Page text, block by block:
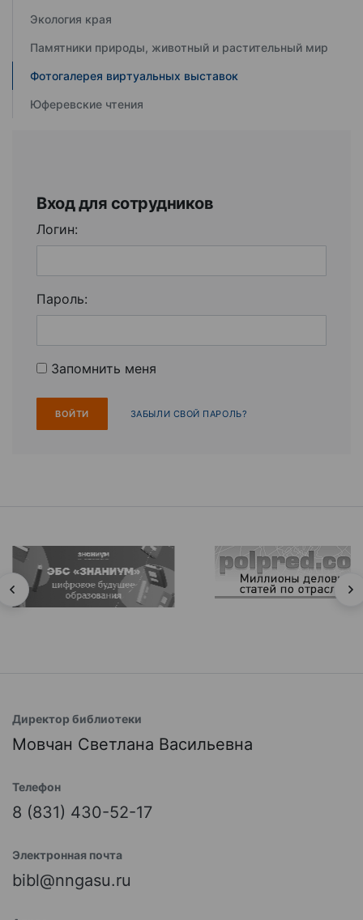
Экология края
Памятники природы, животный и растительный мир
Фотогалерея виртуальных выставок
Юферевские чтения
Вход для сотрудников
Логин:
Пароль:
Запомнить меня
ЗАБЫЛИ СВОЙ ПАРОЛЬ?
Директор библиотеки
Мовчан Светлана Васильевна
Телефон
8 (831) 430-52-17
Электронная почта
bibl@nngasu.ru